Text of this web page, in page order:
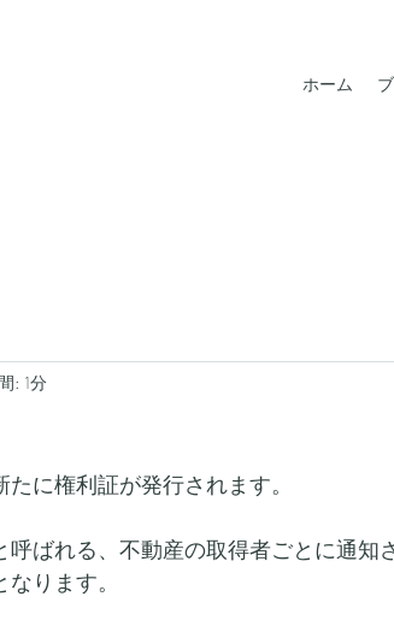
ホーム
: 1分
に権利証が発行されます。
ばれる、不動産の取得者ごとに通知
ります。